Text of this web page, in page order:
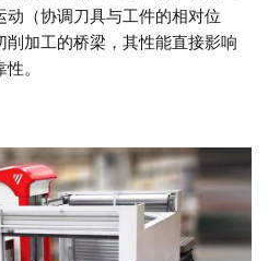
（协调刀具与工件的相对位
加工的桥梁，其性能直接影响
。